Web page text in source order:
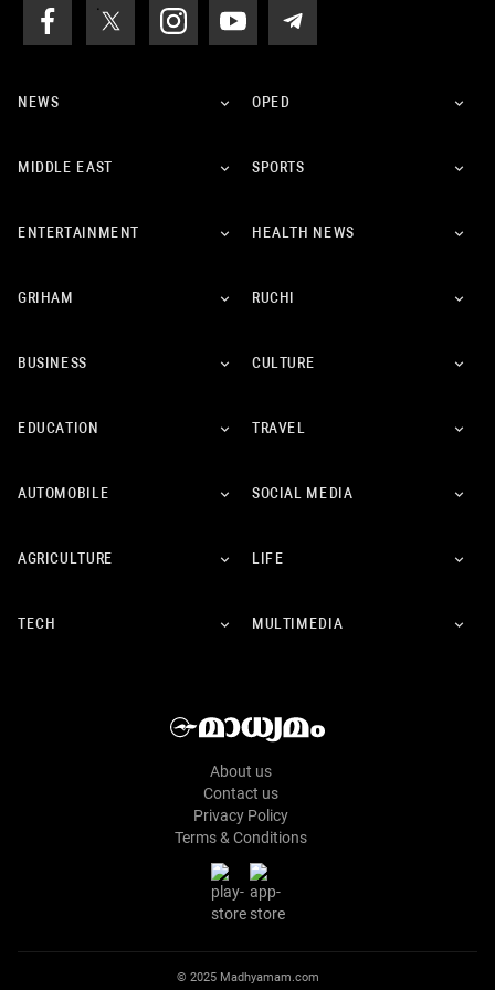
NEWS OPED
MIDDLE EAST SPORTS
ENTERTAINMENT HEALTH NEWS
GRIHAM RUCHI
BUSINESS CULTURE
EDUCATION TRAVEL
AUTOMOBILE SOCIAL MEDIA
AGRICULTURE LIFE
TECH MULTIMEDIA
About us
Contact us
Privacy Policy
Terms & Conditions
© 2025 Madhyamam.com